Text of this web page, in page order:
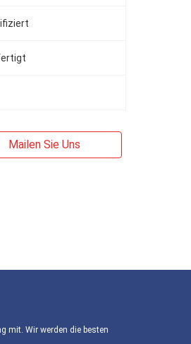
Mailen Sie Uns
mit. Wir werden die besten